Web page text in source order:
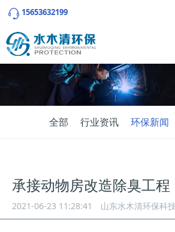
15653632199
全部 行业资讯 环保新闻
承接动物房改造除臭工程
2021-06-23 11:28:41 山东水木清环保科